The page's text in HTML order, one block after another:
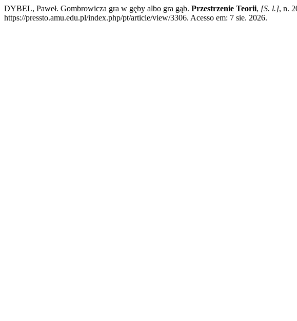
DYBEL, Paweł. Gombrowicza gra w gęby albo gra gąb. Przestrzenie Teorii, [S. l.], n.
https://pressto.amu.edu.pl/index.php/pt/article/view/3306. Acesso em: 7 sie. 2026.